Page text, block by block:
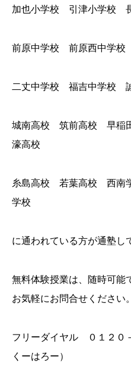
加也小学校 引津小学校
前原中学校 前原西中学
二丈中学校 福吉中学校
城南高校 筑前高校 早稲
濠高校
糸島高校 若葉高校 西南
学校
に通われている方が通塾し
無料体験授業は、随時可能
お気軽にお問合せください。
フリーダイヤル ０１２０
くーはろー）